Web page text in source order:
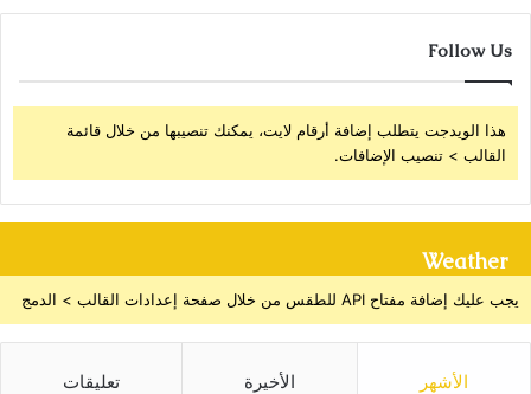
Follow Us
هذا الويدجت يتطلب إضافة أرقام لايت، يمكنك تنصيبها من خلال قائمة
القالب > تنصيب الإضافات.
Weather
يجب عليك إضافة مفتاح API للطقس من خلال صفحة إعدادات القالب > الدمج
الأشهر الأخيرة تعليقات